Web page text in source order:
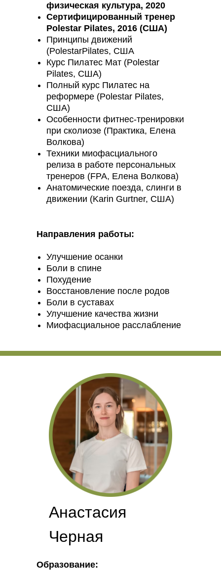
Направления работы:
Улучшение осанки
Боли в спине
Похудение
Восстановление после родов
Боли в суставах
Улучшение качества жизни
Миофасциальное расслабление
физическая культура, 2020
Сертифицированный тренер
Polestar Pilates, 2016 (США)
Принципы движений
(PolestarPilates, США
Курс Пилатес Мат (Polestar
Pilates, США)
Полный курс Пилатес на
реформере (Polestar Pilates,
США)
Особенности фитнес-тренировки
при сколиозе (Практика, Елена
Волкова)
Техники миофасциального
релиза в работе персональных
тренеров (FPA, Елена Волкова)
Анатомические поезда, слинги в
движении (Karin Gurtner, США)
Анастасия
Черная
Образование: